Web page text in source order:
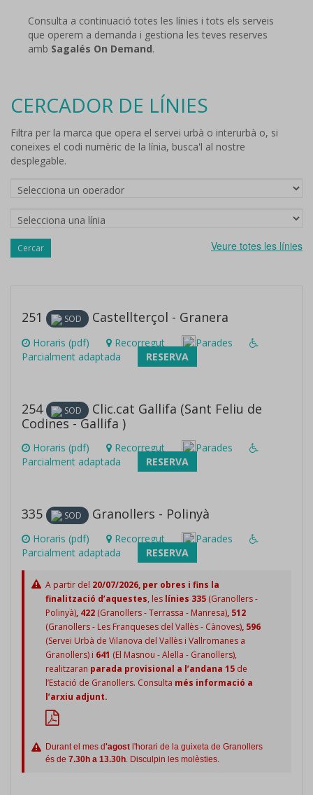
Consulta a continuació totes les línies i tots els serveis
que operem a demanda i gestiona les teves reserves
amb Sagalés On Demand.
CERCADOR DE LÍNIES
Filtra per la marca que opera el servei urbà o interurbà o, si
coneixes el codi numèric de la línia, busca'l al nostre
desplegable.
Companyies
Línies
Cercar Veure totes les línies
251 SOD Castellterçol - Granera
Horaris (pdf) Recorregut
Parades
Parcialment adaptada
RESERVA
254 SOD
Clic.cat Gallifa (Sant Feliu de
Codines - Gallifa )
Horaris (pdf) Recorregut
Parades
Parcialment adaptada
RESERVA
335 SOD Granollers - Polinyà
Horaris (pdf) Recorregut
Parades
Parcialment adaptada
RESERVA
A partir del 20/07/2026, per obres i fins la
finalització d’aquestes, les línies 335 (Granollers -
Polinyà), 422 (Granollers - Terrassa - Manresa), 512
(Granollers - Les Franqueses del Vallès - Cànoves), 596
(Servei Urbà de Vilanova del Vallès i Vallromanes a
Granollers) i 641 (El Masnou - Alella - Granollers),
realitzaran parada provisional a l’andana 15 de
l’Estació de Granollers. Consulta més informació a
l’arxiu adjunt.
Durant el mes d'agost l'horari de la guixeta de Granollers
és de 7.30h a 13.30h. Disculpin les molèsties.